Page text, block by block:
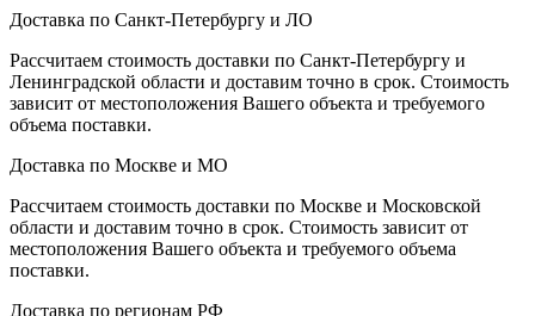
Доставка по Санкт-Петербургу и ЛО
Рассчитаем стоимость доставки по Санкт-Петербургу и
Ленинградской области и доставим точно в срок. Стоимость
зависит от местоположения Вашего объекта и требуемого
объема поставки.
Доставка по Москве и МО
Рассчитаем стоимость доставки по Москве и Московской
области и доставим точно в срок. Стоимость зависит от
местоположения Вашего объекта и требуемого объема
поставки.
Доставка по регионам РФ